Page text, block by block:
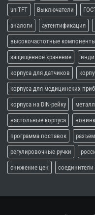
uniTFT Выключатели
аналоги аутентификация
высокочастотные компоненты
защищённое хранение
корпуса для датчиков
корпуса для медицинских
корпуса на DIN-рейку
настольные корпуса
программа поставок
регулировочные ручки
снижение цен соединители